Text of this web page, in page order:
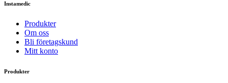
Instamedic
Produkter
Om oss
Bli företagskund
Mitt konto
Produkter